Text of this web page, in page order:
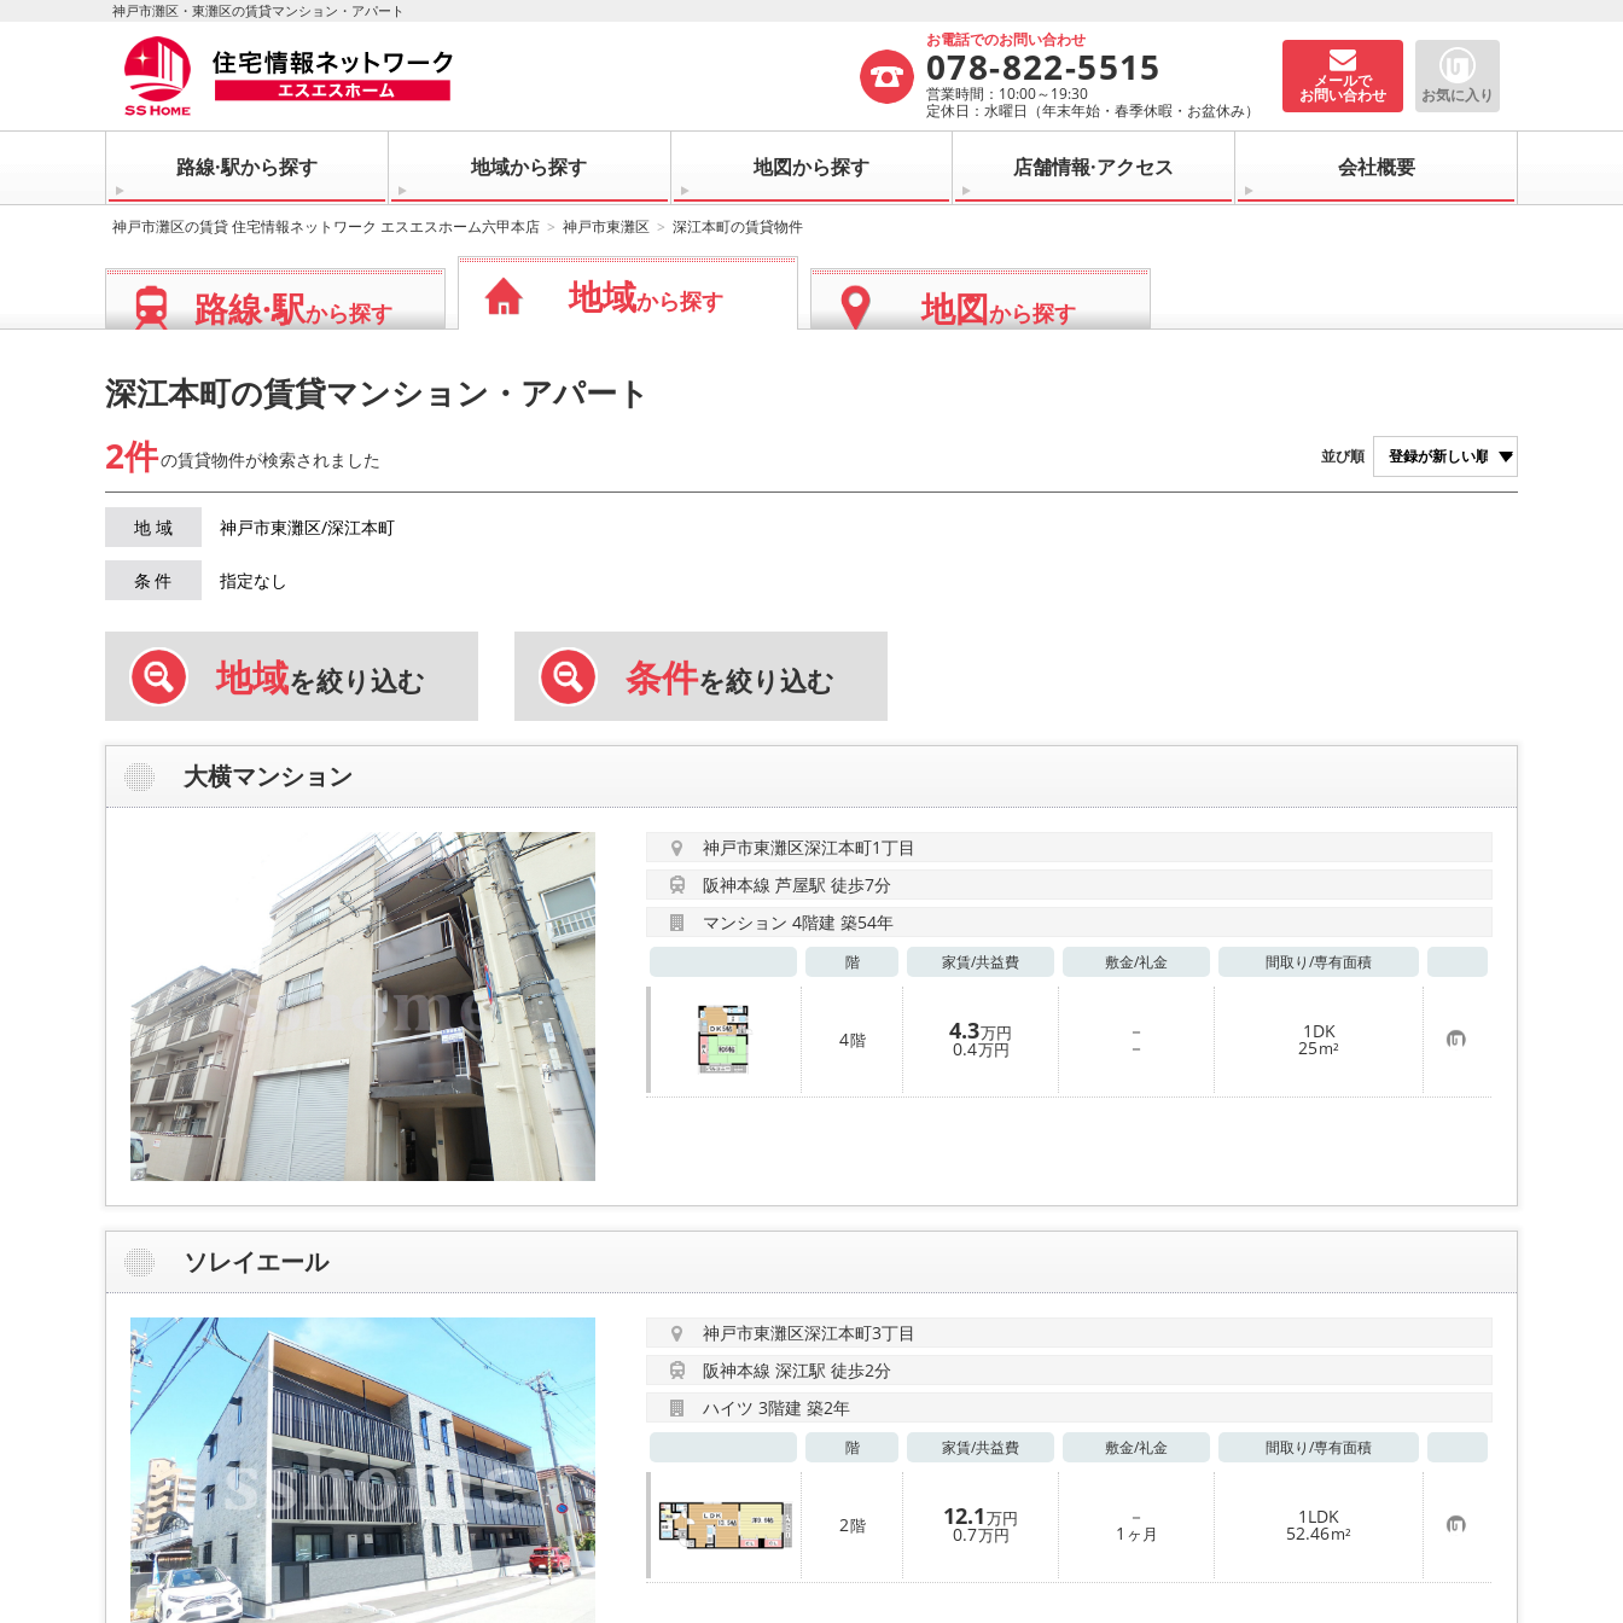
神戸市灘区・東灘区の賃貸マンション・アパート
お電話でのお問い合わせ
078-822-5515
営業時間：10:00～19:30
定休日：水曜日（年末年始・春季休暇・お盆休み）
メールで
お問い合わせ お気に入り
路線·駅から探す 地域から探す 地図から探す 店舗情報·アクセス 会社概要
神戸市灘区の賃貸 住宅情報ネットワーク エスエスホーム六甲本店 神戸市東灘区 深江本町の賃貸物件
路線·駅から探す 地域から探す 地図から探す
深江本町の賃貸マンション・アパート
2件の賃貸物件が検索されました 並び順
地 域 神戸市東灘区/深江本町
条 件 指定なし
地域を絞り込む 条件を絞り込む
大横マンション
神戸市東灘区深江本町1丁目
阪神本線 芦屋駅 徒歩7分
マンション 4階建 築54年
階 家賃/共益費 敷金/礼金 間取り/専有面積
4階 4.3万円
0.4万円
－
－
1DK
25m² お
気
に
入
ソレイエール
神戸市東灘区深江本町3丁目
阪神本線 深江駅 徒歩2分
ハイツ 3階建 築2年
階 家賃/共益費 敷金/礼金 間取り/専有面積
2階 12.1万円
0.7万円
－
1 ヶ月
1LDK
52.46m² お
気
に
入